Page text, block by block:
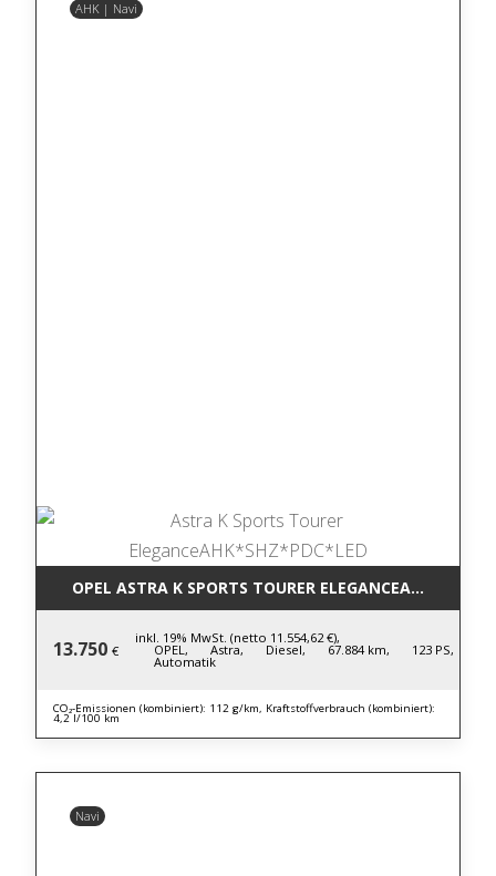
AHK | Navi
OPEL ASTRA K SPORTS TOURER
13.750 €
inkl. 19% MwSt. (netto 11.554,62 €),
OPEL, Astra, Diesel, 67.884 km, 123 PS,
Automatik
CO₂-Emissionen (kombiniert): 112 g/km, Kraftstoffverbrauch (kombiniert):
4,2 l/100 km
Navi